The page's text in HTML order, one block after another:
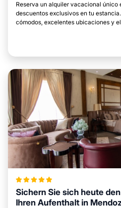
Reserva un alquiler vacacional único
descuentos exclusivos en tu
cómodos, excelentes ubicaciones y
Sichern Sie sich heute
Ihren Aufenthalt in